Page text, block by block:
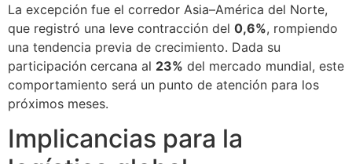
La excepción fue el corredor Asia–América del Norte,
que registró una leve contracción del 0,6%, rompiendo
una tendencia previa de crecimiento. Dada su
participación cercana al 23% del mercado mundial, este
comportamiento será un punto de atención para los
próximos meses.
Implicancias para la